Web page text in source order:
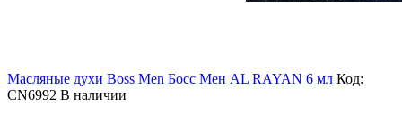
Масляные духи Boss Men Босс Мен AL RAYAN 6 мл Код:
CN6992 В наличии